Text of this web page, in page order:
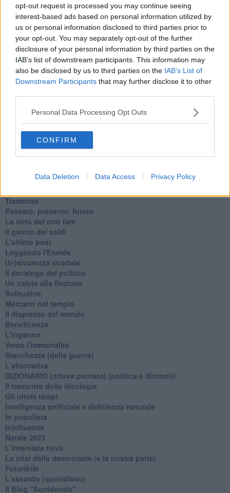
opt-out request is processed you may continue seeing
interest-based ads based on personal information utilized by
us or personal information disclosed to third parties prior to
your opt-out. You may separately opt-out of the further
disclosure of your personal information by third parties on the
IAB’s list of downstream participants. This information may
also be disclosed by us to third parties on the IAB’s List of
Downstream Participants that may further disclose it to other
Personal Data Processing Opt Outs
CONFIRM
Data Deletion Data Access Privacy Policy
Diseducazione televisiva e inerzia della politica
Foto storica
Esequie solenni
Nostalgia del sangue blu
Teste calde
Non avere e non essere
Armiamoci e... avviatevi
Da Capodanno a Carnevale
Schizzi di fango
Sor-riso amaro
Fine anno al ristorante
La festa di Capodanno
Re e regnanti
A noi interessa il dito non la luna
Come rubare allo stato e vivere felici
Il compagno
Tramonto
Passato, presente, futuro
La virtù del non fare
Il giorno dei saldi
L'ultimo post
Leggendo l'Eneide
​(In)sicurezza stradale
Il decalogo del politico
Un calcio alla finzione
Solitudine
Mercanti nel tempio
Il disprezzo del mondo
Beneficenza
L'inganno
Verso l'immortalità
Stanchezza (della guerra)
L'alternativa
​DIZIONARIO (ottava puntata) (politica e dintorni)
Il tramonto delle ideologie
Gli ultimi tempi
Intelligenza artificiale e deficienza naturale
Io populista
Ininfluenza
Natale 2023
L'intervista tivvù
La crisi della democrazia (e la nostra parte)
Futuribile
L'assurdo (quotidiano)
Il Blog "Sorridendo"